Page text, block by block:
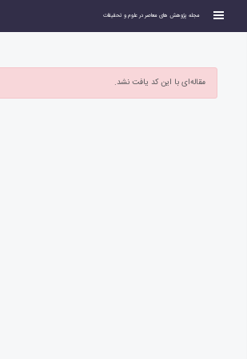
مجله پژوهش های معاصر در علوم و تحقیقات
مقاله‌ای با این کد یافت نشد.